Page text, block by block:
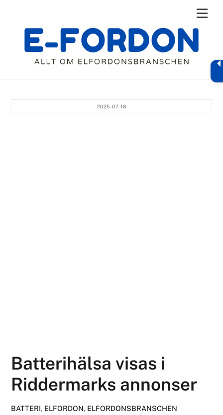
content
2025-07-18
Batterihälsa visas i
Riddermarks annonser
BATTERI, ELFORDON, ELFORDONSBRANSCHEN